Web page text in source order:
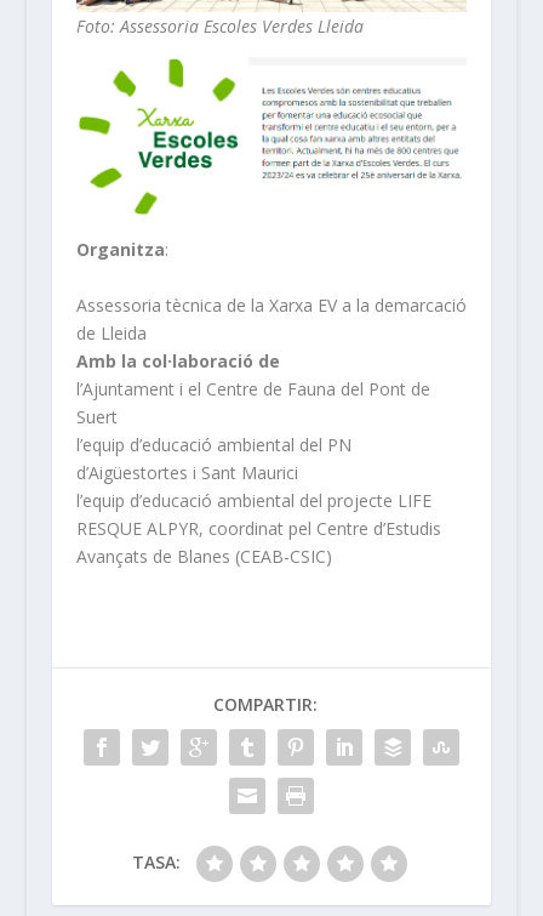
Foto: Assessoria Escoles Verdes Lleida
Organitza:
Assessoria tècnica de la Xarxa EV a la demarcació
de Lleida
Amb la col·laboració de
l’Ajuntament i el Centre de Fauna del Pont de
Suert
l’equip d’educació ambiental del PN
d’Aigüestortes i Sant Maurici
l’equip d’educació ambiental del projecte LIFE
RESQUE ALPYR, coordinat pel Centre d’Estudis
Avançats de Blanes (CEAB-CSIC)
COMPARTIR:
TASA: